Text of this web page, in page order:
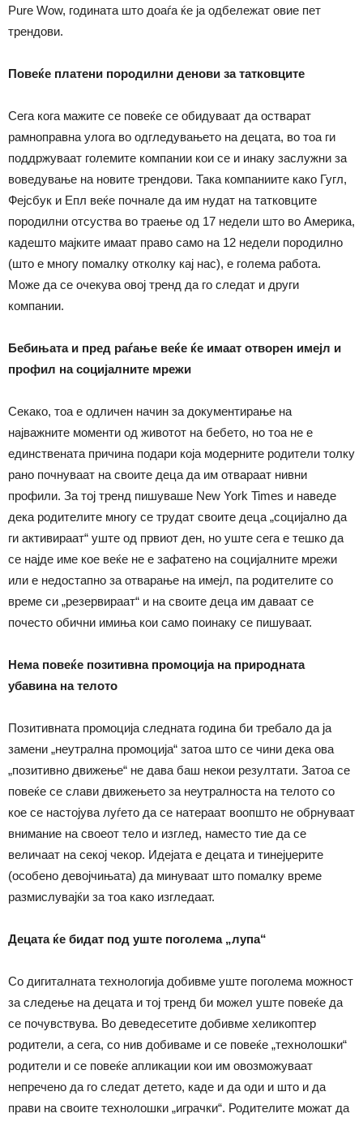
Pure Wow, годината што доаѓа ќе ја одбележат овие пет
трендови.
Повеќе платени породилни денови за татковците
Сега кога мажите се повеќе се обидуваат да остварат
рамноправна улога во одгледувањето на децата, во тоа ги
поддржуваат големите компании кои се и инаку заслужни за
воведување на новите трендови. Така компаниите како Гугл,
Фејсбук и Епл веќе почнале да им нудат на татковците
породилни отсуства во траење од 17 недели што во Америка,
кадешто мајките имаат право само на 12 недели породилно
(што е многу помалку отколку кај нас), e голема работа.
Може да се очекува овој тренд да го следат и други
компании.
Бебињата и пред раѓање веќе ќе имаат отворен имејл и
профил на социјалните мрежи
Секако, тоа е одличен начин за документирање на
најважните моменти од животот на бебето, но тоа не е
единствената причина подари која модерните родители толку
рано почнуваат на своите деца да им отвараат нивни
профили. За тој тренд пишуваше New York Times и наведе
дека родителите многу се трудат своите деца „социјално да
ги активираат“ уште од првиот ден, но уште сега е тешко да
се најде име кое веќе не е зафатено на социјалните мрежи
или е недостапно за отварање на имејл, па родителите со
време си „резервираат“ и на своите деца им даваат се
почесто обични имиња кои само поинаку се пишуваат.
Нема повеќе позитивна промоција на природната
убавина на телото
Позитивната промоција следната година би требало да ја
замени „неутрална промоција“ затоа што се чини дека ова
„позитивно движење“ не дава баш некои резултати. Затоа се
повеќе се слави движењето за неутралноста на телото со
кое се настојува луѓето да се натераат воопшто не обрнуваат
внимание на своеот тело и изглед, наместо тие да се
величаат на секој чекор. Идејата е децата и тинејџерите
(особено девојчињата) да минуваат што помалку време
размислувајќи за тоа како изгледаат.
Децата ќе бидат под уште поголема „лупа“
Со дигиталната технологија добивме уште поголема можност
за следење на децата и тој тренд би можел уште повеќе да
се почувствува. Во деведесетите добивме хеликоптер
родители, а сега, со нив добиваме и се повеќе „технолошки“
родители и се повеќе апликации кои им овозможуваат
непречено да го следат детето, каде и да оди и што и да
прави на своите технолошки „играчки“. Родителите можат да